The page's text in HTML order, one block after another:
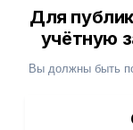
Для
учётную
Вы должны быть